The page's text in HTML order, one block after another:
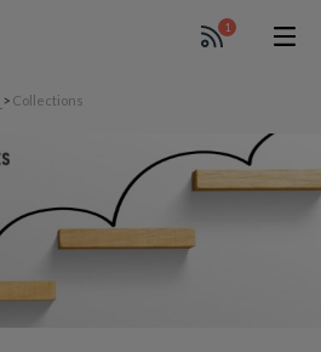
1
> Collections